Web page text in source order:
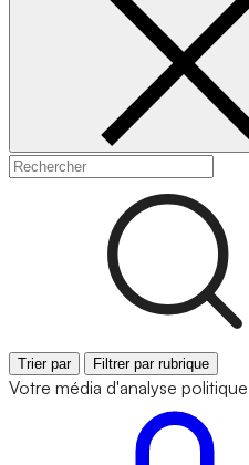
Trier par Filtrer par rubrique
Votre média d'analyse